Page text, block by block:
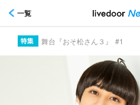
一覧
舞台『おそ松さん３』 #1